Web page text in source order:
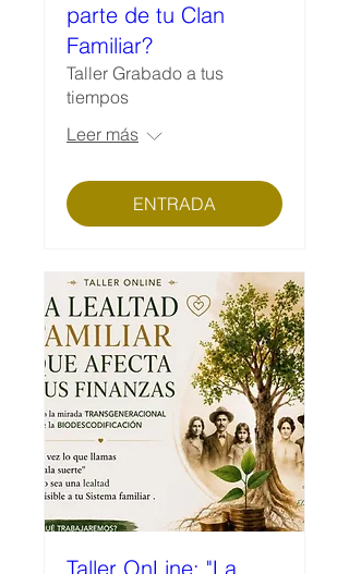
parte de tu Clan
Familiar?
Taller Grabado a tus
tiempos
Leer más
ENTRADA
Taller OnLine: "La